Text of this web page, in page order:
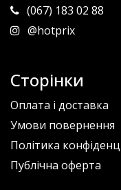
(067) 183 02 88
@hotprix
Сторінки
Оплата і доставка
Умови повернення
Політика
Публічна оферта